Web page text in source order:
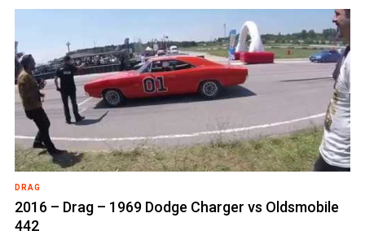
DRAG
2016 – Drag – 1969 Dodge Charger vs Oldsmobile
442